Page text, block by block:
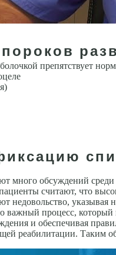
препятствует
обсуждений среди
считают, что
указывая
важный процесс,
и обеспечивая
реабилитации. Таким